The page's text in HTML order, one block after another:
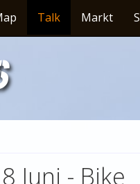
Talk Markt
Juni - Bike